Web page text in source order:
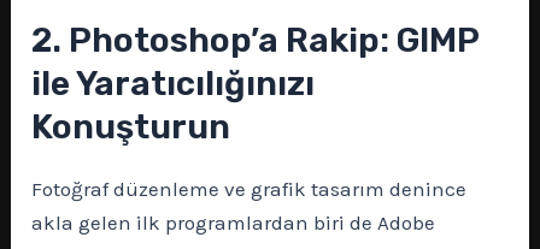
2. Photoshop’a Rakip: GIMP
ile Yaratıcılığınızı
Konuşturun
Fotoğraf düzenleme ve grafik tasarım denince
akla gelen ilk programlardan biri de Adobe